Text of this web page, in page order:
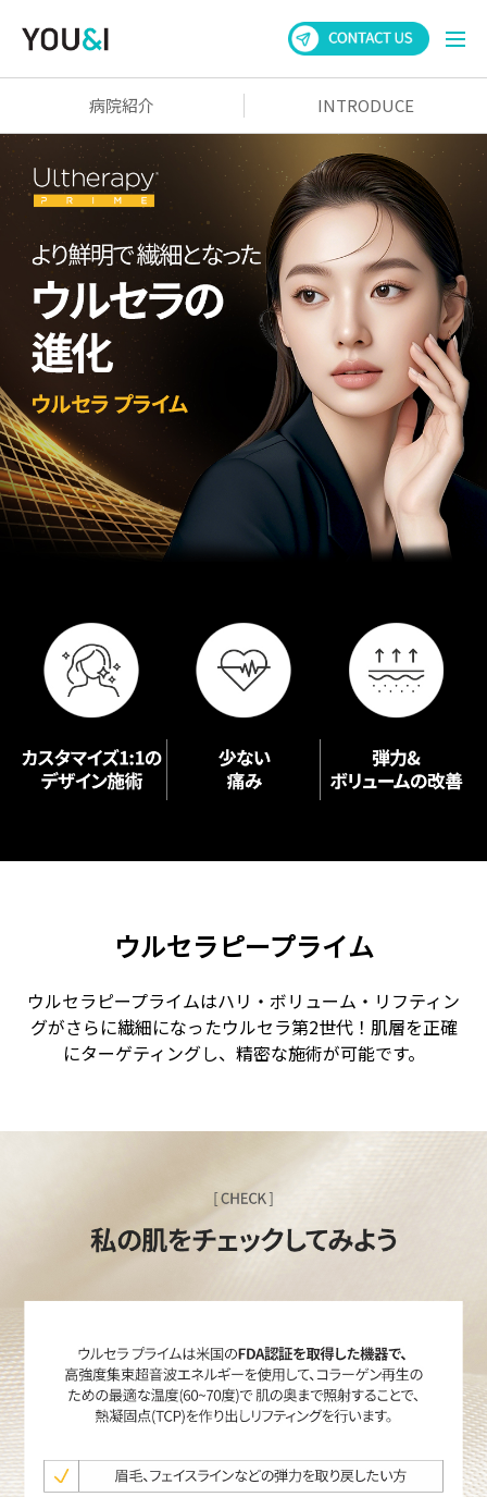
病院紹介 INTRODUCE
ウルセラピープライム
ウルセラピープライムはハリ・ボリューム・リフティン
グがさらに繊細になったウルセラ第2世代！肌層を正確
にターゲティングし、精密な施術が可能です。